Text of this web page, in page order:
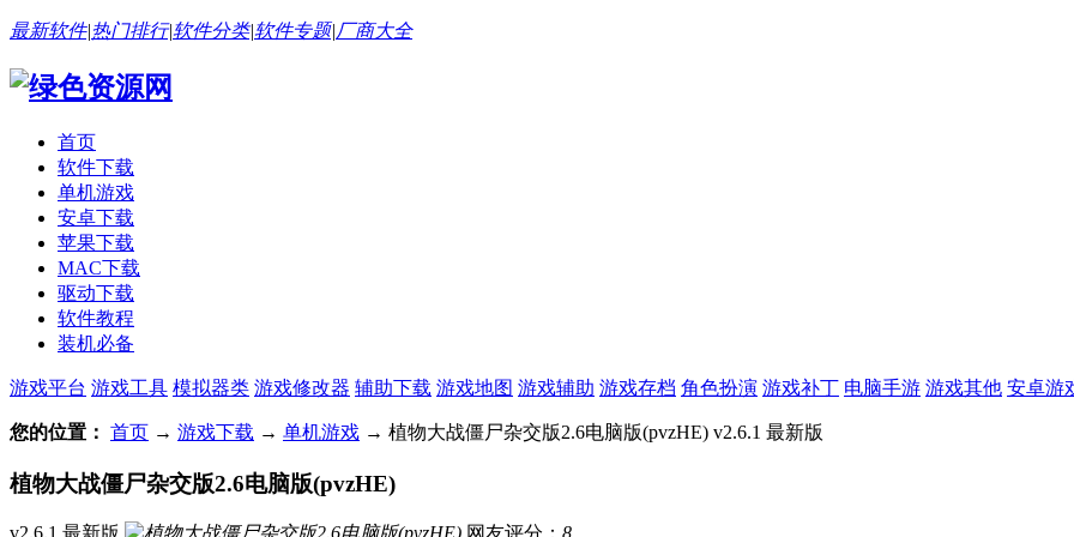
最新软件|热门排行|软件分类|软件专题|厂商大全
首页
软件下载
单机游戏
安卓下载
苹果下载
MAC下载
驱动下载
软件教程
装机必备
游戏平台 游戏工具 模拟器类 游戏修改器 辅助下载 游戏地图 游戏辅助 游戏存档 角色扮演 游戏补丁 电脑手游 游戏其他 安卓游
您的位置： 首页 → 游戏下载 → 单机游戏 → 植物大战僵尸杂交版2.6电脑版(pvzHE) v2.6.1 最新版
植物大战僵尸杂交版2.6电脑版(pvzHE)